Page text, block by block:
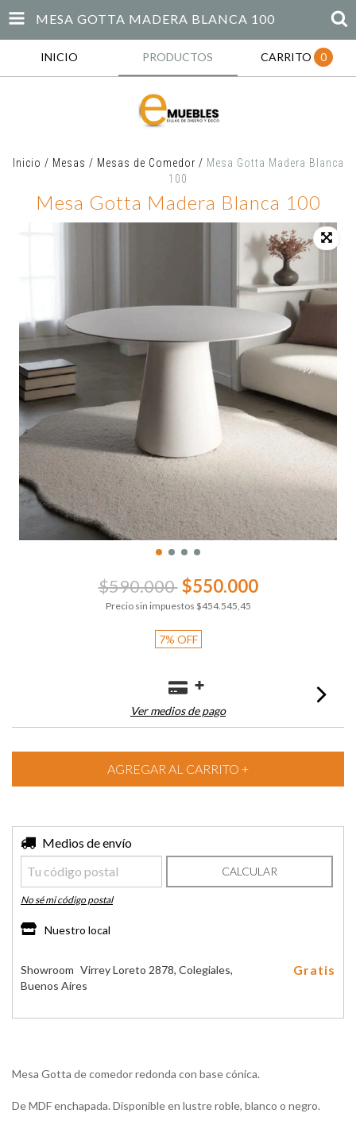
MESA GOTTA MADERA BLANCA 100
INICIO PRODUCTOS CARRITO 0
Inicio / Mesas / Mesas de Comedor / Mesa Gotta Madera Blanca
100
Mesa Gotta Madera Blanca 100
$590.000 $550.000
Precio sin impuestos $454.545,45
7% OFF
Ver medios de pago
Entregas para el CP:
Medios de envío
CALCULAR
No sé mi código postal
Nuestro local
Showroom Virrey Loreto 2878, Colegiales,
Buenos Aires
Gratis
Mesa Gotta de comedor redonda con base cónica.
De MDF enchapada. Disponible en lustre roble, blanco o negro.